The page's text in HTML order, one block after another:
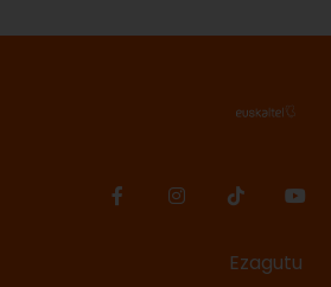
Ezagutu